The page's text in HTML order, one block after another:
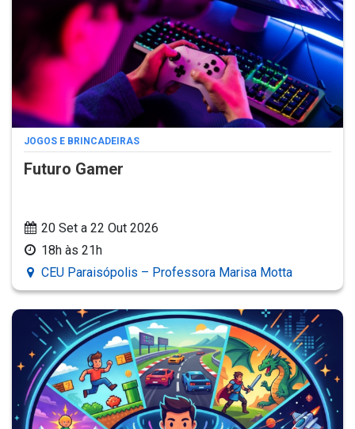
JOGOS E BRINCADEIRAS
Futuro Gamer
20 Set a 22 Out 2026
18h às 21h
CEU Paraisópolis – Professora Marisa Motta